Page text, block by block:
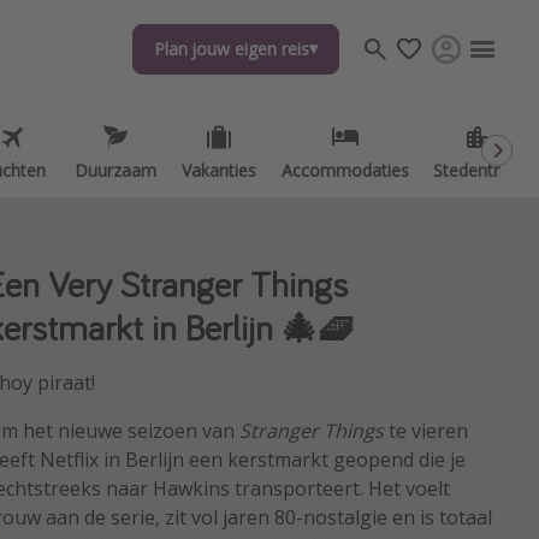
Plan jouw eigen reis
Duurzaam Vakanties Accommodaties Stedentrips
Plan jouw eigen reis
Duurzaam Vakanties Accommodaties Stedentrips
Very Stranger Things
in Berlijn 🎄🧇
piraat!
het nieuwe seizoen van Stranger Things te vieren
Netflix in Berlijn een kerstmarkt geopend die je
naar Hawkins transporteert. Het voelt
aan de serie, zit vol jaren 80-nostalgie en is totaal